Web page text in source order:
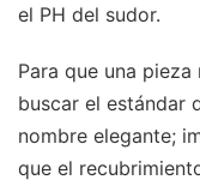
el PH del sudor.
Para que una
buscar el estándar
nombre elegante;
que el